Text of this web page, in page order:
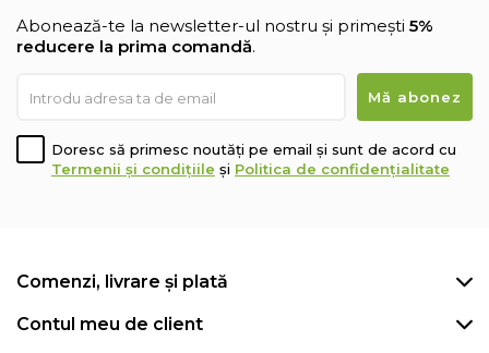
Abonează-te la newsletter-ul nostru și primești 5%
reducere la prima comandă.
Doresc să primesc noutăți pe email și sunt de acord cu
Termenii și condițiile și Politica de confidențialitate
Comenzi, livrare și plată
Contul meu de client